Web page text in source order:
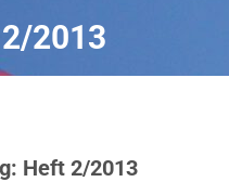
2013
Heft 2/2013